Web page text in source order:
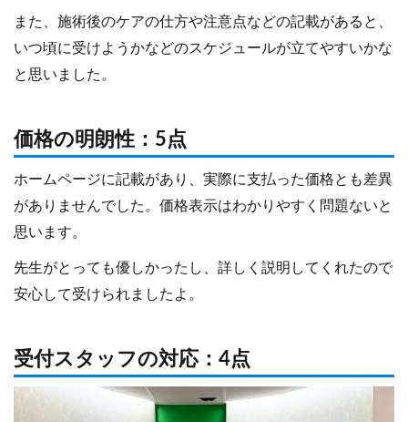
また、施術後のケアの仕方や注意点などの記載があると、
いつ頃に受けようかなどのスケジュールが立てやすいかな
と思いました。
価格の明朗性：5点
ホームページに記載があり、実際に支払った価格とも差異
がありませんでした。価格表示はわかりやすく問題ないと
思います。
先生がとっても優しかったし、詳しく説明してくれたので
安心して受けられましたよ。
受付スタッフの対応：4点